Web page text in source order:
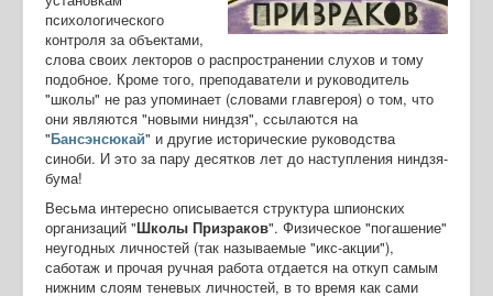
психологического
контроля за объектами,
слова своих лекторов о распространении слухов и тому
подобное. Кроме того, преподаватели и руководитель
"школы" не раз упоминает (словами главгероя) о том, что
они являются "новыми ниндзя", ссылаются на
"Бансэнсюкай" и другие исторические руководства
синоби. И это за пару десятков лет до наступления ниндзя-
бума!
Весьма интересно описывается структура шпионских
организаций "Школы Призраков". Физическое "погашение"
неугодных личностей (так называемые "икс-акции"),
саботаж и прочая ручная работа отдается на откуп самым
нижним слоям теневых личностей, в то время как сами